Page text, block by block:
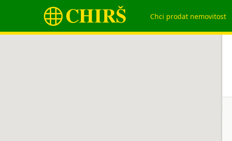
Chci prodat nemovitost